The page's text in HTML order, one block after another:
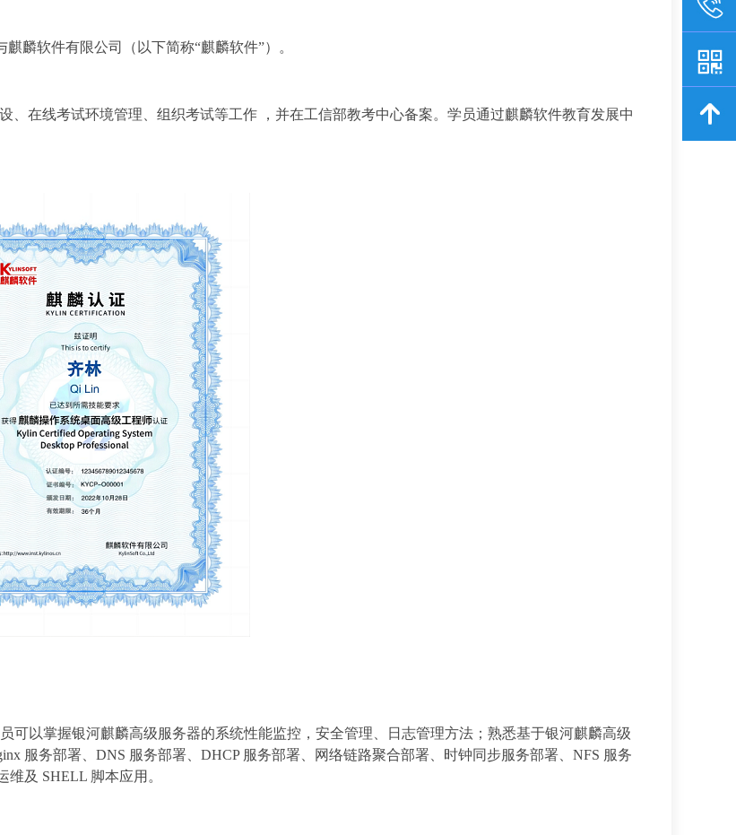
麟软件有限公司（以下简称“麒麟软件”）。
在线考试环境管理、组织考试等工作 ，并在工信部教考中心备案。学员通过麒麟软件教育发展中
可以掌握银河麒麟高级服务器的系统性能监控，安全管理、日志管理方法；熟悉基于银河麒麟高级
服务部署、DNS 服务部署、DHCP 服务部署、网络链路聚合部署、时钟同步服务部署、NFS 服务
维及 SHELL 脚本应用 。